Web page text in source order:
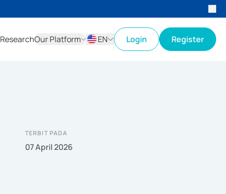
ResearchOur Platform
EN
Login Register
TERBIT PADA
07 April 2026